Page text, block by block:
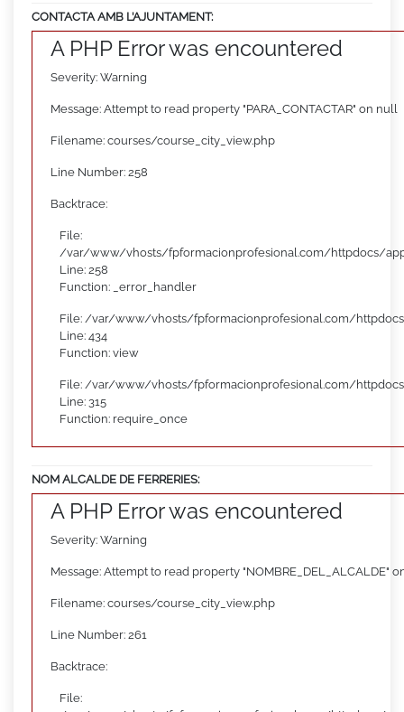
CONTACTA AMB L’AJUNTAMENT:
A PHP Error was encountered
Severity: Warning
Message: Attempt to read property "PARA_CONTACTAR" on null
Filename: courses/course_city_view.php
Line Number: 258
Backtrace:
File:
/var/www/vhosts/fpformacionprofesional.com/httpdocs/
Line: 258
Function: _error_handler
File: /var/www/vhosts/fpformacionprofesional.com/
Line: 434
Function: view
File: /var/www/vhosts/fpformacionprofesional.com/
Line: 315
Function: require_once
NOM ALCALDE DE FERRERIES:
A PHP Error was encountered
Severity: Warning
Message: Attempt to read property "NOMBRE_DEL_ALCALDE"
Filename: courses/course_city_view.php
Line Number: 261
Backtrace:
File: